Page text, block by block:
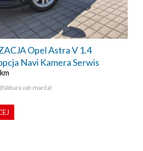
Opel Astra V 1.4
Navi Kamera Serwis
vat-marża)